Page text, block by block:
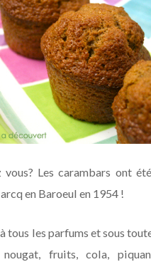
vous? Les carambars ont
en Baroeul en 1954 !
tous les parfums et sous
nougat, fruits, cola,